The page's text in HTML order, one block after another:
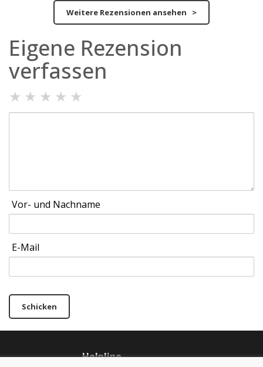
Weitere Rezensionen ansehen >
Eigene Rezension
verfassen
★ ★ ★ ★ ★
Vor- und Nachname
E-Mail
Schicken
Helpline